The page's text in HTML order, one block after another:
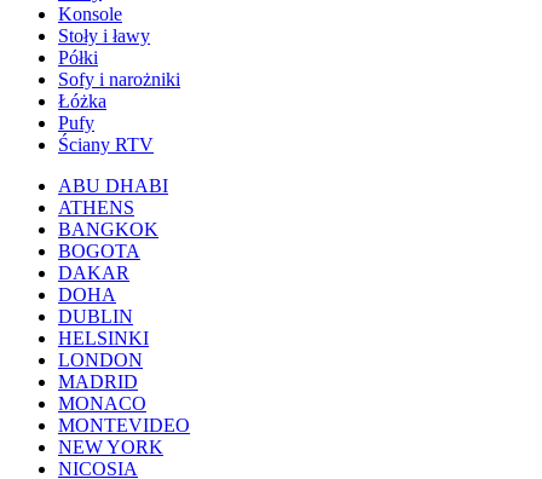
Konsole
Stoły i ławy
Półki
Sofy i narożniki
Łóżka
Pufy
Ściany RTV
ABU DHABI
ATHENS
BANGKOK
BOGOTA
DAKAR
DOHA
DUBLIN
HELSINKI
LONDON
MADRID
MONACO
MONTEVIDEO
NEW YORK
NICOSIA